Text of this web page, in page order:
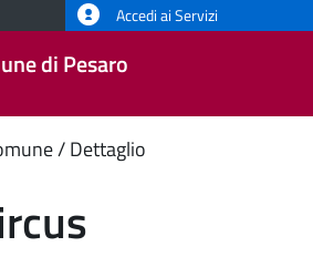
Accedi ai Servizi
di Pesaro
Dettaglio